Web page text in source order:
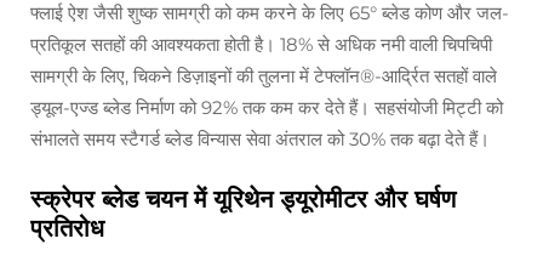
फ्लाई ऐश जैसी शुष्क सामग्री को कम करने के लिए 65° ब्लेड कोण और जल-
प्रतिकूल सतहों की आवश्यकता होती है। 18% से अधिक नमी वाली चिपचिपी
सामग्री के लिए, चिकने डिज़ाइनों की तुलना में टेफ्लॉन®-आर्द्रित सतहों वाले
ड्यूल-एज्ड ब्लेड निर्माण को 92% तक कम कर देते हैं। सहसंयोजी मिट्टी को
संभालते समय स्टैगर्ड ब्लेड विन्यास सेवा अंतराल को 30% तक बढ़ा देते हैं।
स्क्रेपर ब्लेड चयन में यूरिथेन ड्यूरोमीटर और घर्षण
प्रतिरोध